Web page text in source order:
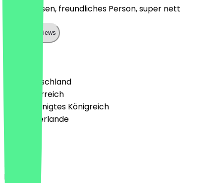
Lecker essen, freundliches Person, super nett
Show all reviews
🇩🇪 Deutschland
🇦🇹 Österreich
🇬🇧 Vereinigtes Königreich
🇳🇱 Niederlande
English